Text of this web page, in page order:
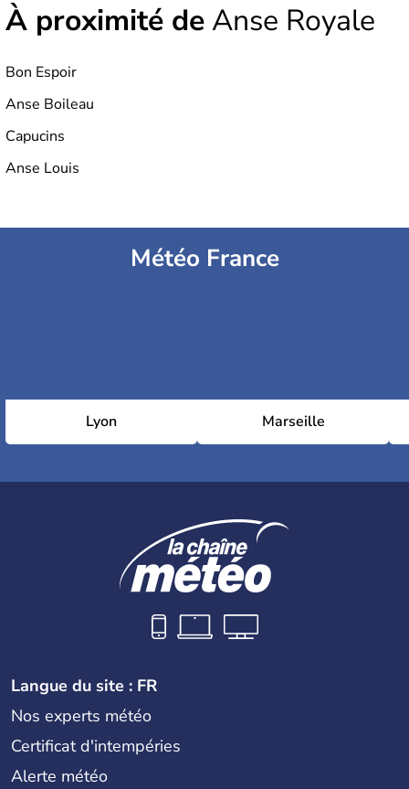
À proximité deAnse Royale
Bon Espoir
Anse Boileau
Capucins
Anse Louis
Météo France
Lyon Marseille
Langue du site : FR
Nos experts météo
Certificat d'intempéries
Alerte météo